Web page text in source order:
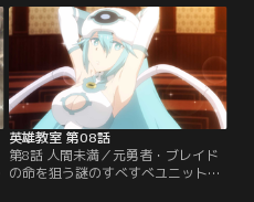
旧知の間柄だった。ディオーネは学
園にある荷物を運搬してきたのだ
が、その荷物というのが、伝説の怪
鳥シームルグの卵であることが発
覚。なんと国王が、貴重なシームル
グの孵化を…。
英雄教室 第08話
第8話 人間未満／元勇者・ブレイド
の命を狙う謎のすべすべユニット。